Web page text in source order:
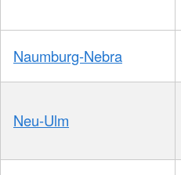
Naumburg-Nebra
Neu-Ulm